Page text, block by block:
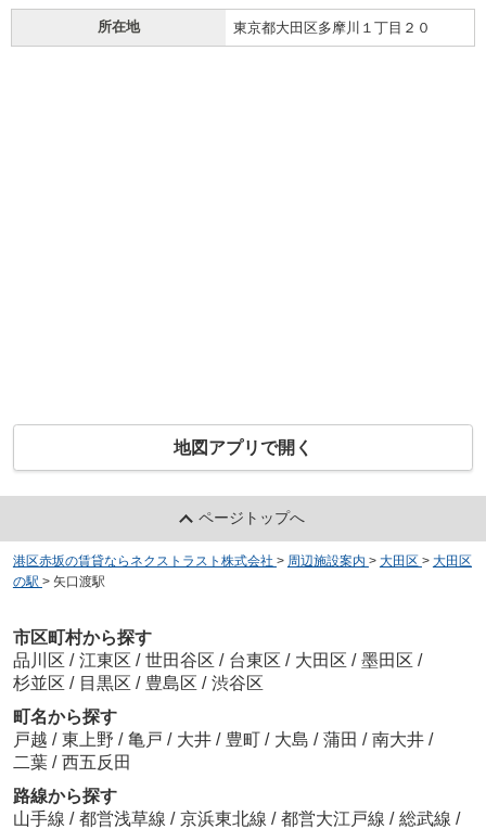
所在地 東京都大田区多摩川１丁目２０
地図アプリで開く
ページトップへ
港区赤坂の賃貸ならネクストラスト株式会社 > 周辺施設案内 > 大田区 > 大田区
の駅 > 矢口渡駅
市区町村から探す
品川区 / 江東区 / 世田谷区 / 台東区 / 大田区 / 墨田区 /
杉並区 / 目黒区 / 豊島区 / 渋谷区
町名から探す
戸越 / 東上野 / 亀戸 / 大井 / 豊町 / 大島 / 蒲田 / 南大井 /
二葉 / 西五反田
路線から探す
山手線 / 都営浅草線 / 京浜東北線 / 都営大江戸線 / 総武線 /